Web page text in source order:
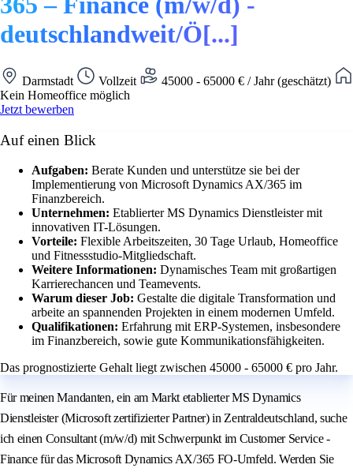
deutschlandweit/Ö[...]
Darmstadt Vollzeit
45000 - 65000 € / Jahr (geschätzt)
Kein Homeoffice möglich
Jetzt bewerben
Auf einen Blick
Aufgaben: Berate Kunden und unterstütze sie bei der
Implementierung von Microsoft Dynamics AX/365 im
Finanzbereich.
Unternehmen: Etablierter MS Dynamics Dienstleister mit
innovativen IT-Lösungen.
Vorteile: Flexible Arbeitszeiten, 30 Tage Urlaub, Homeoffice
und Fitnessstudio-Mitgliedschaft.
Weitere Informationen: Dynamisches Team mit großartigen
Karrierechancen und Teamevents.
Warum dieser Job: Gestalte die digitale Transformation und
arbeite an spannenden Projekten in einem modernen Umfeld.
Qualifikationen: Erfahrung mit ERP-Systemen, insbesondere
im Finanzbereich, sowie gute Kommunikationsfähigkeiten.
Das prognostizierte Gehalt liegt zwischen 45000 - 65000 € pro Jahr.
Für meinen Mandanten, ein am Markt etablierter MS Dynamics
Dienstleister (Microsoft zertifizierter Partner) in Zentraldeutschland, suche
ich einen Consultant (m/w/d) mit Schwerpunkt im Customer Service -
Finance für das Microsoft Dynamics AX/365 FO-Umfeld. Werden Sie